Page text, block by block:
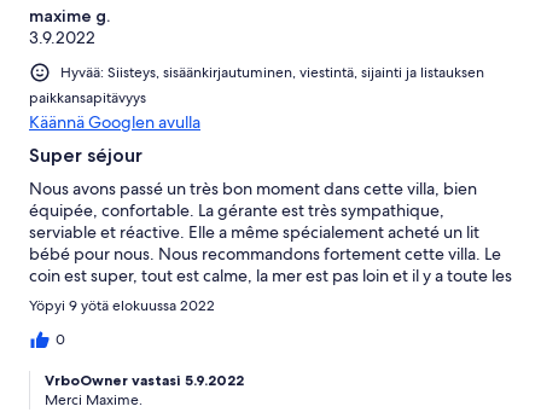
maxime g.
3.9.2022
Hyvää: Siisteys, sisäänkirjautuminen, viestintä, sijainti ja listauksen
paikkansapitävyys
Käännä Googlen avulla
Super séjour
Nous avons passé un très bon moment dans cette villa, bien
équipée, confortable. La gérante est très sympathique,
serviable et réactive. Elle a même spécialement acheté un lit
bébé pour nous. Nous recommandons fortement cette villa. Le
coin est super, tout est calme, la mer est pas loin et il y a toute les
commodités autour.
Yöpyi 9 yötä elokuussa 2022
0
VrboOwner vastasi 5.9.2022
Merci Maxime.